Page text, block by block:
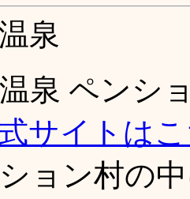
泉
泉 ペンシ
サイトは
ョン村の